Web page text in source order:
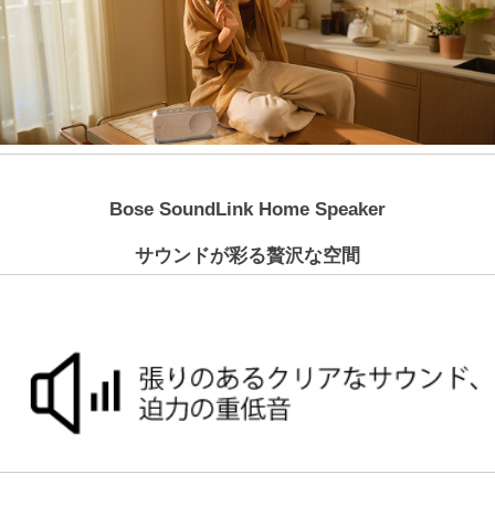
Bose SoundLink Home Speaker
サウンドが彩る贅沢な空間